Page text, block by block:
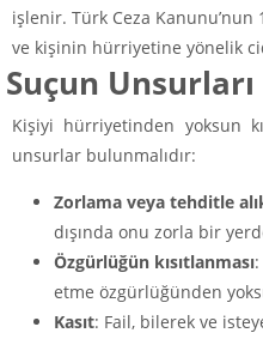
işlenir. Türk Ceza
ve kişinin hürriyetine yönelik
Suçun Unsurları
Kişiyi hürriyetinden yoksun
unsurlar bulunmalıdır:
Zorlama veya tehditle
dışında onu zorla bir
Özgürlüğün kısıtlanması
etme özgürlüğünden
Kasıt: Fail, bilerek ve